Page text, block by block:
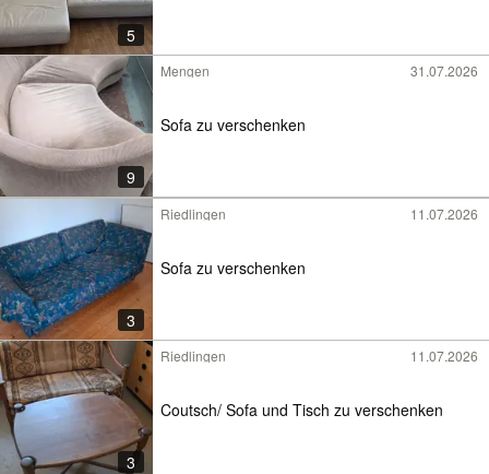
5
9
Mengen 31.07.2026
Sofa zu verschenken
3
Riedlingen 11.07.2026
Sofa zu verschenken
3
Riedlingen 11.07.2026
Coutsch/ Sofa und Tisch zu verschenken